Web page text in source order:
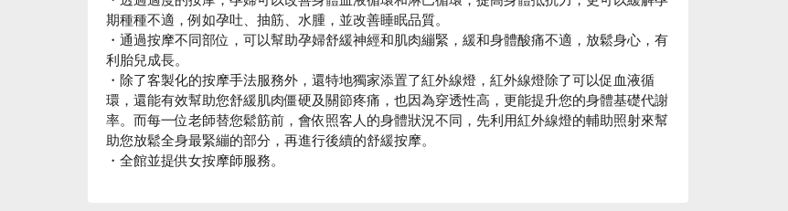
期種種不適，例如孕吐、抽筋、水腫，並改善睡眠品質。
・通過按摩不同部位，可以幫助孕婦舒緩神經和肌肉繃緊，緩和身體酸痛不適，放鬆身心，有
利胎兒成長。
・除了客製化的按摩手法服務外，還特地獨家添置了紅外線燈，紅外線燈除了可以促血液循
環，還能有效幫助您舒緩肌肉僵硬及關節疼痛，也因為穿透性高，更能提升您的身體基礎代謝
率。而每一位老師替您鬆筋前，會依照客人的身體狀況不同，先利用紅外線燈的輔助照射來幫
助您放鬆全身最緊繃的部分，再進行後續的舒緩按摩。
・全館並提供女按摩師服務。